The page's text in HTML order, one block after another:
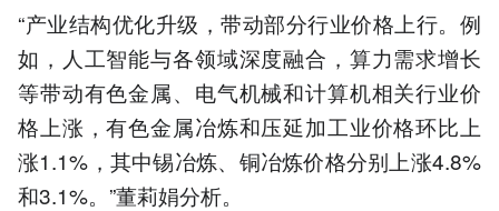
“产业结构优化升级，带动部分行业价格上行。例
如，人工智能与各领域深度融合，算力需求增长
等带动有色金属、电气机械和计算机相关行业价
格上涨，有色金属冶炼和压延加工业价格环比上
涨1.1%，其中锡冶炼、铜冶炼价格分别上涨4.8%
和3.1%。”董莉娟分析。